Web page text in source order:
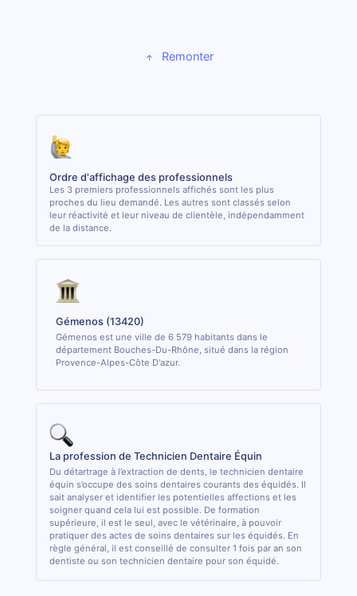
Remonter
Ordre d'affichage des professionnels
Les 3 premiers professionnels affichés sont les plus
proches du lieu demandé. Les autres sont classés selon
leur réactivité et leur niveau de clientèle, indépendamment
de la distance.
Gémenos (13420)
Gémenos est une ville de 6 579 habitants dans le
département Bouches-Du-Rhône, situé dans la région
Provence-Alpes-Côte D'azur.
La profession de Technicien Dentaire Équin
Du détartrage à l’extraction de dents, le technicien dentaire
équin s’occupe des soins dentaires courants des équidés. Il
sait analyser et identifier les potentielles affections et les
soigner quand cela lui est possible. De formation
supérieure, il est le seul, avec le vétérinaire, à pouvoir
pratiquer des actes de soins dentaires sur les équidés. En
règle général, il est conseillé de consulter 1 fois par an son
dentiste ou son technicien dentaire pour son équidé.